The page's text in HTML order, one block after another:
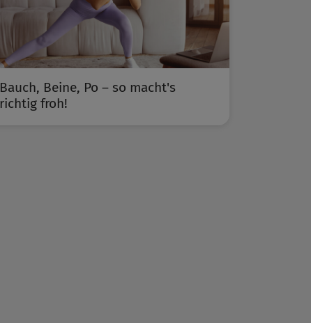
Bauch, Beine, Po – so macht's
richtig froh!